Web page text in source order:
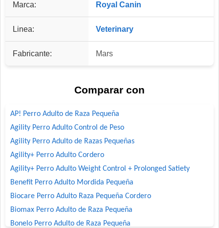
Marca: Royal Canin
Linea: Veterinary
Fabricante: Mars
Comparar con
AP! Perro Adulto de Raza Pequeña
Agility Perro Adulto Control de Peso
Agility Perro Adulto de Razas Pequeñas
Agility+ Perro Adulto Cordero
Agility+ Perro Adulto Weight Control + Prolonged Satiety
Benefit Perro Adulto Mordida Pequeña
Biocare Perro Adulto Raza Pequeña Cordero
Biomax Perro Adulto de Raza Pequeña
Bonelo Perro Adulto de Raza Pequeña